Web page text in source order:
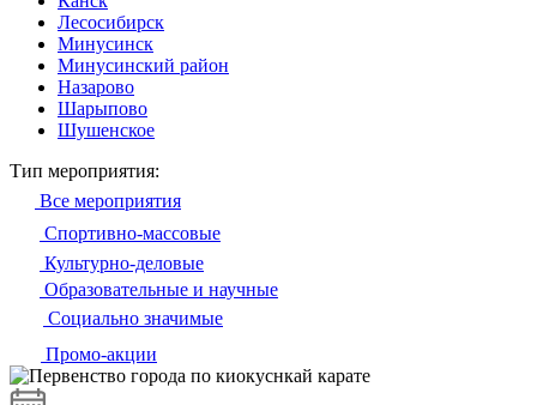
Лесосибирск
Минусинск
Минусинский район
Назарово
Шарыпово
Шушенское
Тип мероприятия:
Все мероприятия
Спортивно-массовые
Культурно-деловые
Образовательные и научные
Социально значимые
Промо-акции